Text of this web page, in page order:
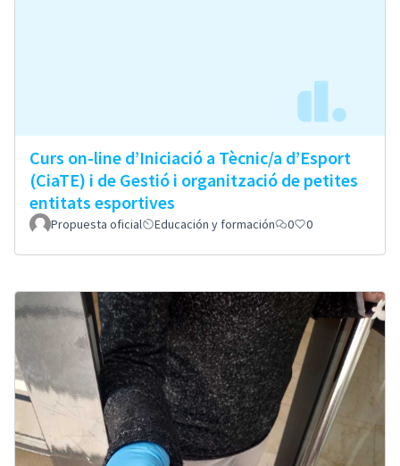
Curs on-line d’Iniciació a Tècnic/a d’Esport
(CiaTE) i de Gestió i organització de petites
entitats esportives
Propuesta oficial Educación y formación 0 0